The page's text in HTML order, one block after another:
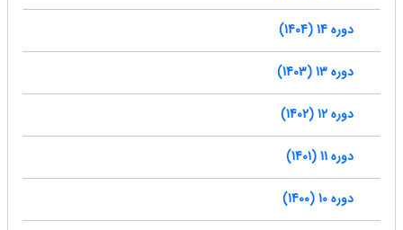
دوره 14 (1404)
دوره 13 (1403)
دوره 12 (1402)
دوره 11 (1401)
دوره 10 (1400)